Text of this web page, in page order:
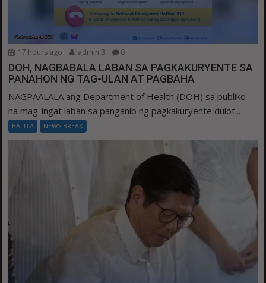
17 hours ago admin 3 0
DOH, NAGBABALA LABAN SA PAGKAKURYENTE SA
PANAHON NG TAG-ULAN AT PAGBAHA
NAGPAALALA ang Department of Health (DOH) sa publiko
na mag-ingat laban sa panganib ng pagkakuryente dulot...
BALITA NEWS BREAK